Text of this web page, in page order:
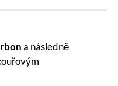
a následně